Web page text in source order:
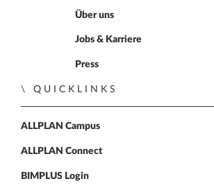
Zur Startseite
Über uns
Jobs & Karriere
Press
QUICKLINKS
ALLPLAN Campus
ALLPLAN Connect
BIMPLUS Login